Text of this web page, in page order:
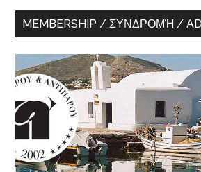
MEMBERSHIP / ΣΥΝΔΡΟΜΉ /